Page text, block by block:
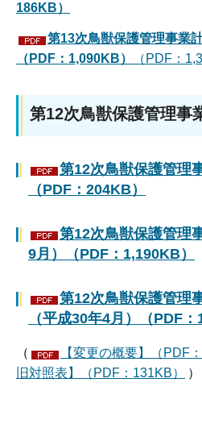
186KB）
第13次鳥獣保護管理事業
（PDF：1,090KB）
（PDF：
第12次鳥獣保護管理事
第12次鳥獣保護管理
（PDF：204KB）
第12次鳥獣保護管理
9月）（PDF：1,190KB）
第12次鳥獣保護管理
（平成30年4月）（PDF：
（ 【変更の概要】（PDF
旧対照表】（PDF：131KB）
）